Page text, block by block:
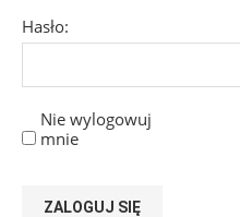
Hasło:
Nie wylogowuj
mnie
ZALOGUJ SIĘ